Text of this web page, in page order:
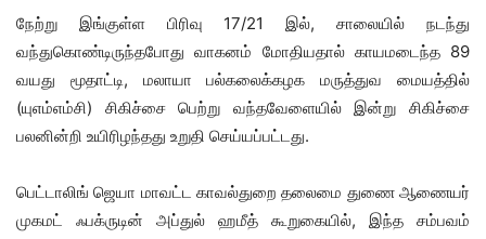
நேற்று இங்குள்ள பிரிவு 17/21 இல், சாலையில் நடந்து
வந்துகொண்டிருந்தபோது வாகனம் மோதியதால் காயமடைந்த 89
வயது மூதாட்டி, மலாயா பல்கலைக்கழக மருத்துவ மையத்தில்
(யுஎம்எம்சி) சிகிச்சை பெற்று வந்தவேளையில் இன்று சிகிச்சை
பலனின்றி உயிரிழந்தது உறுதி செய்யப்பட்டது.
பெட்டாலிங் ஜெயா மாவட்ட காவல்துறை தலைமை துணை ஆணையர்
முகமட் ஃபக்ருடின் அப்துல் ஹமீத் கூறுகையில், இந்த சம்பவம்